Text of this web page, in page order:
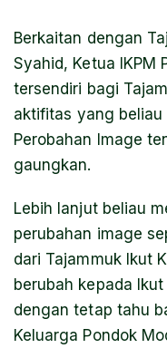
Berkaitan dengan
Syahid, Ketua IKPM
tersendiri bagi
aktifitas yang beliau
Perobahan Image
gaungkan.
Lebih lanjut beliau
perubahan image
dari Tajammuk Ikut
berubah kepada
dengan tetap tahu
Keluarga Pondok